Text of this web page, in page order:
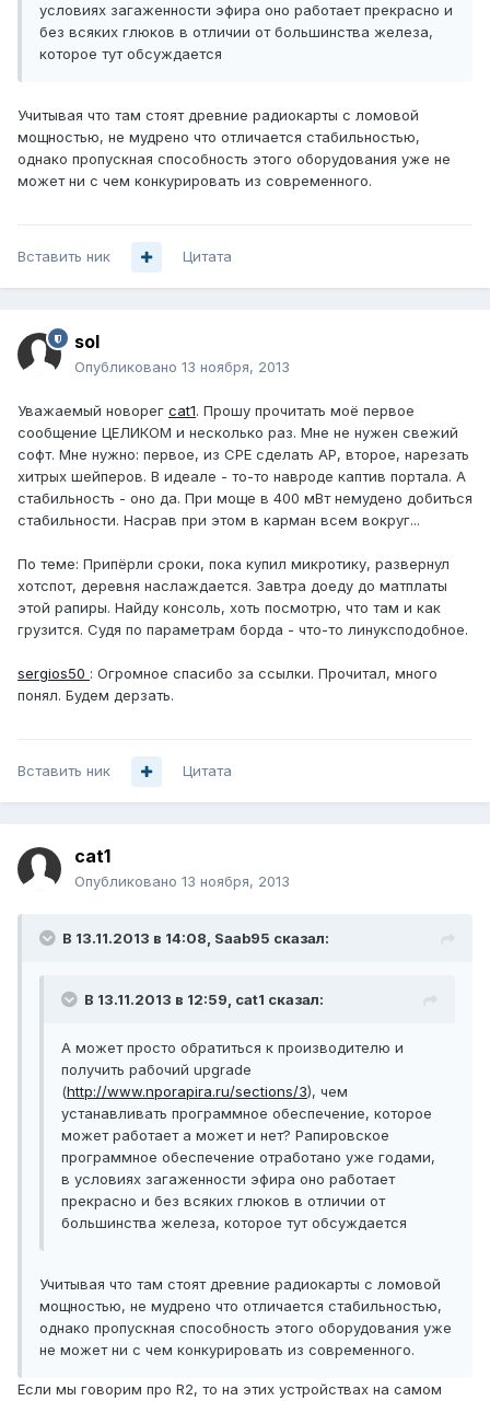
условиях загаженности эфира оно работает прекрасно и
без всяких глюков в отличии от большинства железа,
которое тут обсуждается
Учитывая что там стоят древние радиокарты с ломовой
мощностью, не мудрено что отличается стабильностью,
однако пропускная способность этого оборудования уже не
может ни с чем конкурировать из современного.
Вставить ник Цитата
sol
Опубликовано 13 ноября, 2013
Уважаемый новорег cat1. Прошу прочитать моё первое
сообщение ЦЕЛИКОМ и несколько раз. Мне не нужен свежий
софт. Мне нужно: первое, из CPE сделать AР, второе, нарезать
хитрых шейперов. В идеале - то-то навроде каптив портала. А
стабильность - оно да. При моще в 400 мВт немудено добиться
стабильности. Насрав при этом в карман всем вокруг...
По теме: Припёрли сроки, пока купил микротику, развернул
хотспот, деревня наслаждается. Завтра доеду до матплаты
этой рапиры. Найду консоль, хоть посмотрю, что там и как
грузится. Судя по параметрам борда - что-то линуксподобное.
sergios50 : Огромное спасибо за ссылки. Прочитал, много
понял. Будем дерзать.
Вставить ник Цитата
cat1
Опубликовано 13 ноября, 2013
В 13.11.2013 в 14:08, Saab95 сказал:
В 13.11.2013 в 12:59, cat1 сказал:
А может просто обратиться к производителю и
получить рабочий upgrade
(http://www.nporapira.ru/sections/3), чем
устанавливать программное обеспечение, которое
может работает а может и нет? Рапировское
программное обеспечение отработано уже годами,
в условиях загаженности эфира оно работает
прекрасно и без всяких глюков в отличии от
большинства железа, которое тут обсуждается
Учитывая что там стоят древние радиокарты с ломовой
мощностью, не мудрено что отличается стабильностью,
однако пропускная способность этого оборудования уже
не может ни с чем конкурировать из современного.
Если мы говорим про R2, то на этих устройствах на самом